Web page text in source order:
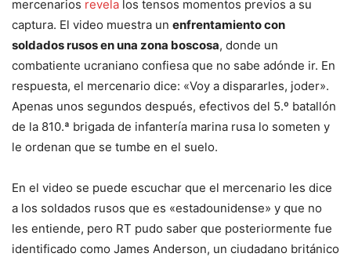
mercenarios revela los tensos momentos previos a su
captura. El video muestra un enfrentamiento con
soldados rusos en una zona boscosa, donde un
combatiente ucraniano confiesa que no sabe adónde ir. En
respuesta, el mercenario dice: «Voy a dispararles, joder».
Apenas unos segundos después, efectivos del 5.º batallón
de la 810.ª brigada de infantería marina rusa lo someten y
le ordenan que se tumbe en el suelo.
En el video se puede escuchar que el mercenario les dice
a los soldados rusos que es «estadounidense» y que no
les entiende, pero RT pudo saber que posteriormente fue
identificado como James Anderson, un ciudadano británico